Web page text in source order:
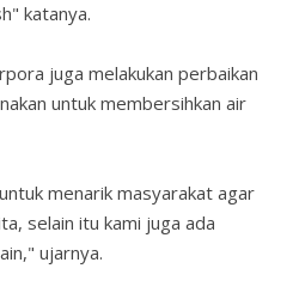
katanya.
juga melakukan perbaikan
untuk membersihkan air
menarik masyarakat agar
selain itu kami juga ada
ujarnya.